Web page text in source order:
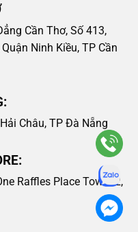
Cần Thơ, Số 413,
Ninh Kiều, TP Cần
Châu, TP Đà Nẵng
Raffles Place Tower 2,